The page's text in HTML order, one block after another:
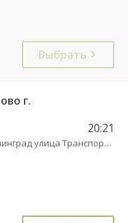
Выбрать
г.
20:21
Калининград улица Транспортая